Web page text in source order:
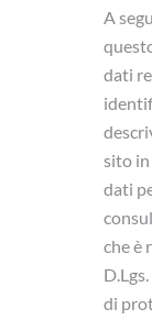
A
dati
sito
dati
che è
di